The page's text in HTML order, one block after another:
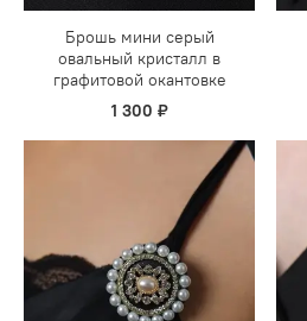
Брошь мини серый
овальный кристалл в
графитовой окантовке
1 300 ₽